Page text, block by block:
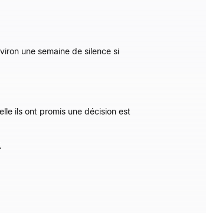
une semaine de silence si
ils ont promis une décision est